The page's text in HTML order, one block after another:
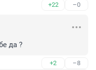
+22 –0
да ?
+2 –8